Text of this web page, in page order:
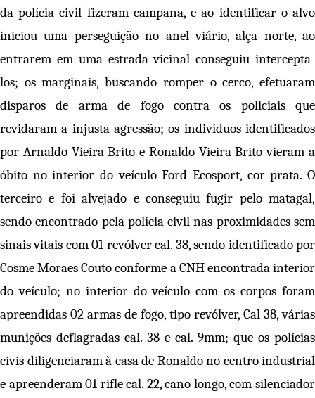
da polícia civil fizeram campana, e ao identificar o alvo
iniciou uma perseguição no anel viário, alça norte, ao
entrarem em uma estrada vicinal conseguiu intercepta-
los; os marginais, buscando romper o cerco, efetuaram
disparos de arma de fogo contra os policiais que
revidaram a injusta agressão; os indivíduos identificados
por Arnaldo Vieira Brito e Ronaldo Vieira Brito vieram a
óbito no interior do veículo Ford Ecosport, cor prata. O
terceiro e foi alvejado e conseguiu fugir pelo matagal,
sendo encontrado pela polícia civil nas proximidades sem
sinais vitais com 01 revólver cal. 38, sendo identificado por
Cosme Moraes Couto conforme a CNH encontrada interior
do veículo; no interior do veículo com os corpos foram
apreendidas 02 armas de fogo, tipo revólver, Cal 38, várias
munições deflagradas cal. 38 e cal. 9mm; que os polícias
civis diligenciaram à casa de Ronaldo no centro industrial
e apreenderam 01 rifle cal. 22, cano longo, com silenciador